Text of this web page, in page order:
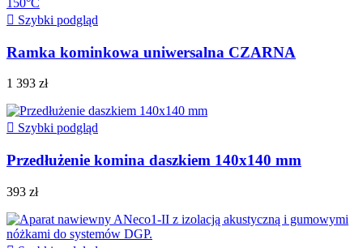
 Szybki podgląd
Ramka kominkowa uniwersalna CZARNA
1 393 zł
 Szybki podgląd
Przedłużenie komina daszkiem 140x140 mm
393 zł